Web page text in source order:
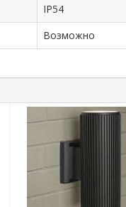
IP54
Возможно